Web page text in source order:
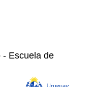
- Escuela de